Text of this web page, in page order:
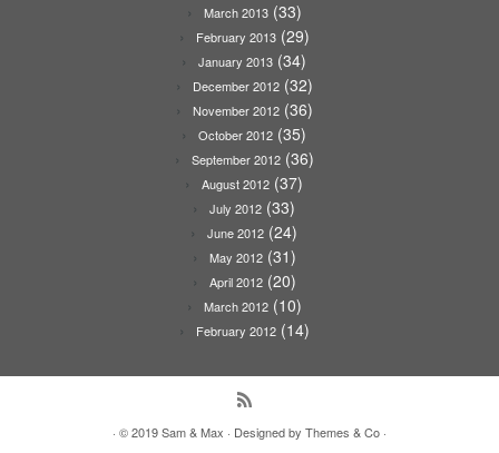
March 2013(33)
February 2013(29)
January 2013 (34)
December 2012(32)
November 2012(36)
October 2012 (35)
September 2012(36)
August 2012 (37)
July 2012 (33)
June 2012 (24)
May 2012(31)
April 2012(20)
March 2012(10)
February 2012(14)
· © 2019Sam & Max · Designed by Themes & Co ·